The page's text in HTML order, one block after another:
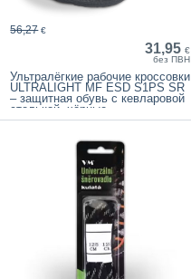
31,95 €
без ПВН
56,27 €
Ультралёгкие рабочие кроссовки
ULTRALIGHT MF ESD S1PS SR
– защитная обувь с кевларовой
стелькой, чёрные